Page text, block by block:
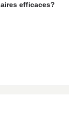
efficaces?